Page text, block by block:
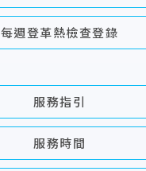
每週登革熱檢查登錄
服務指引
服務時間